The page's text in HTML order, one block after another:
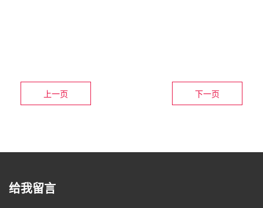
上一页 下一页
给我留言